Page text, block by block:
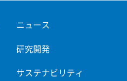
ニュース
研究開発
サステナビリティ